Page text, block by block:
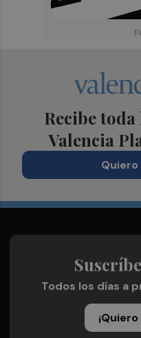
Recibe
Valencia
Todos los días a